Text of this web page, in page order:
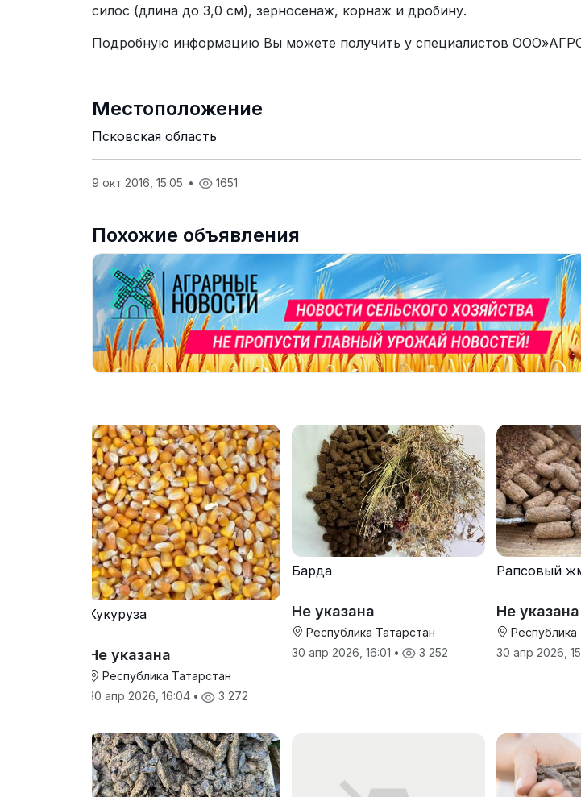
силос (длина до 3,0 см), зерносенаж, корнаж и дробину.
Подробную информацию Вы можете получить у специалистов
Местоположение
Псковская область
9 окт 2016, 15:05 • 1651
Похожие объявления
Кукуруза
Не указана
Республика Татарстан
30 апр 2026, 16:04 • 3 272
Барда
Не указана
Республика Татарстан
30 апр 2026, 16:01 • 3 252
Рапсовый
Не указана
Республика
30 апр 2026,